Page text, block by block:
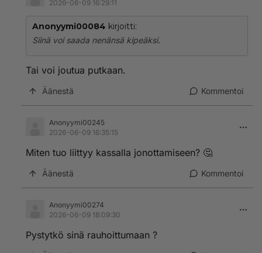
veroalennusta.
Ei ihme, ettei velkaantuminen vähenen ja hallitus tekee
velanoton ennätyksen ja sen lisäksi jättää seuraavalle
2026-06-09 16:29:11
Anonyymi00084 kirjoitti:
Siinä voi saada nenänsä kipeäksi.
Tai voi joutua putkaan.
Äänestä Kommentoi
Anonyymi00245
2026-06-09 16:35:15
Miten tuo liittyy kassalla jonottamiseen? 🤔
Äänestä Kommentoi
Anonyymi00274
2026-06-09 18:09:30
Pystytkö sinä rauhoittumaan ?